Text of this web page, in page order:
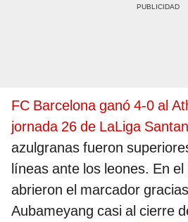
FC Barcelona ganó 4-0 al
jornada 26 de LaLiga
azulgranas fueron
líneas ante los leones. En
abrieron el marcador
Aubameyang casi al cierre